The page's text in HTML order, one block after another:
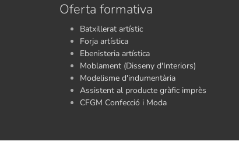
Oferta formativa
Batxillerat artístic
Forja artística
Ebenisteria artística
Moblament (Disseny d'Interiors)
Modelisme d'indumentària
Assistent al producte gràfic imprès
CFGM Confecció i Moda